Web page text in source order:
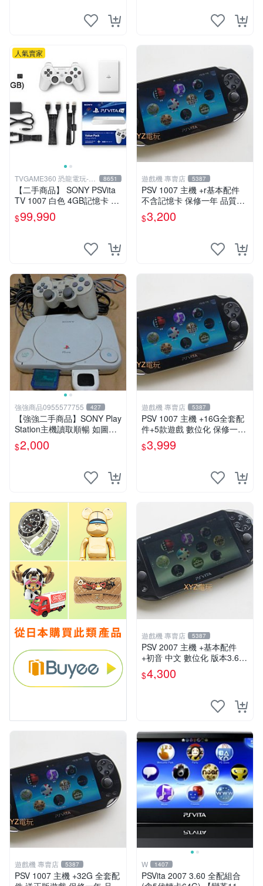
人氣賣家
TVGAME360 恐龍電玩-台
中店
8651
【二手商品】 SONY PSVita
TV 1007 白色 4GB記憶卡 PS
3手把(白) 書盒完整 【台中恐
龍電玩】
$99,990
遊戲機 專賣店 5387
PSV 1007 主機 +r基本配件
不含記憶卡 保修一年 品質有
保障
$3,200
強強商品0955577755 427
【強強二手商品】SONY Play
Station主機讀取順暢 如圖全
部 ! 外觀完整乾淨
$2,000
遊戲機 專賣店 5387
PSV 1007 主機 +16G全套配
件+5款遊戲 數位化 保修一年
品質有保障
$3,999
遊戲機 專賣店 5387
PSV 2007 主機 +基本配件
+初音 中文 數位化 版本3.69
PS Vita2007 保修一年 85成
新
$4,300
遊戲機 專賣店 5387
PSV 1007 主機 +32G 全套配
W 1407
PSVita 2007 3.60 全配組合